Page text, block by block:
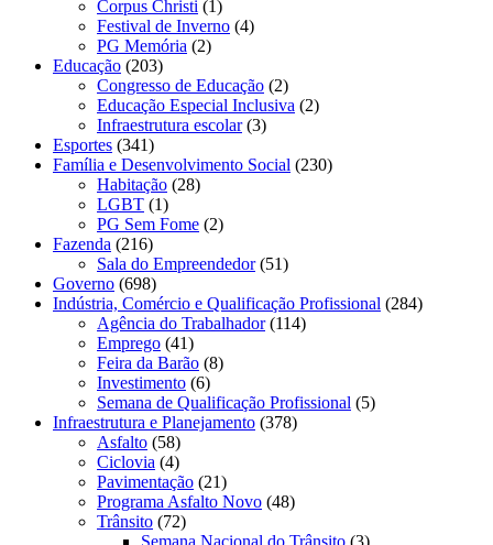
Corpus Christi (1)
Festival de Inverno (4)
PG Memória (2)
Educação (203)
Congresso de Educação (2)
Educação Especial Inclusiva (2)
Infraestrutura escolar(3)
Esportes (341)
Família e Desenvolvimento Social (230)
Habitação (28)
LGBT (1)
PG Sem Fome (2)
Fazenda (216)
Sala do Empreendedor(51)
Governo (698)
Indústria, Comércio e Qualificação Profissional (284)
Agência do Trabalhador(114)
Emprego (41)
Feira da Barão (8)
Investimento (6)
Semana de Qualificação Profissional (5)
Infraestrutura e Planejamento (378)
Asfalto (58)
Ciclovia (4)
Pavimentação (21)
Programa Asfalto Novo (48)
Trânsito (72)
Semana Nacional do Trânsito (3)